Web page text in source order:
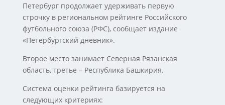
Петербург продолжает удерживать первую
строчку в региональном рейтинге Российского
футбольного союза (РФС), сообщает издание
«Петербургский дневник».
Второе место занимает Северная Рязанская
область, третье – Республика Башкирия.
Система оценки рейтинга базируется на
следующих критериях: